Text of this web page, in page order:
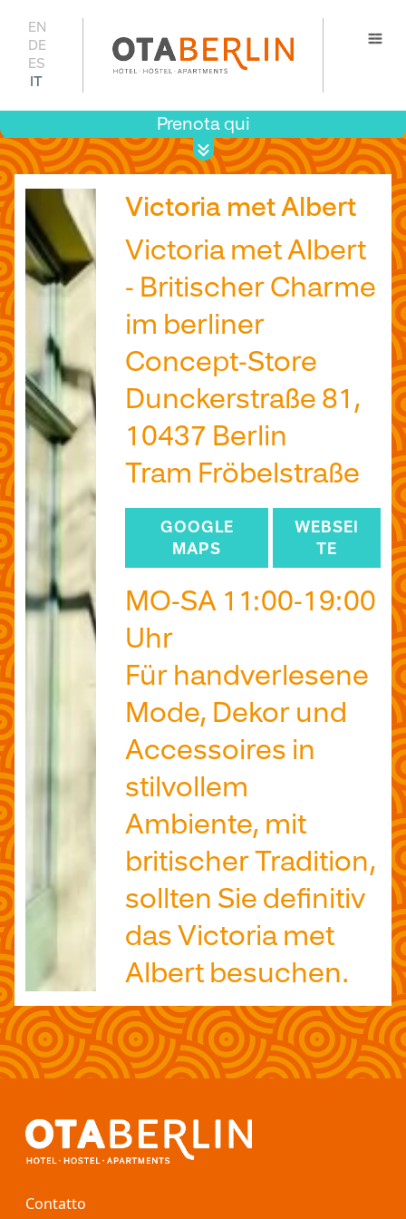
EN
DE
ES
IT
Prenota qui
Victoria met Albert
Victoria met Albert
- Britischer Charme
im berliner
Concept-Store
Dunckerstraße 81,
10437 Berlin
Tram Fröbelstraße
GOOGLE
MAPS
WEBSEI
TE
MO-SA 11:00-19:00
Uhr
Für handverlesene
Mode, Dekor und
Accessoires in
stilvollem
Ambiente, mit
britischer Tradition,
sollten Sie definitiv
das Victoria met
Albert besuchen.
Contatto